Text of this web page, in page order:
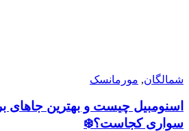
شمالگان, مورمانسک
اسنومبیل چیست و بهترین جاهای
سواری کجاست؟❄️